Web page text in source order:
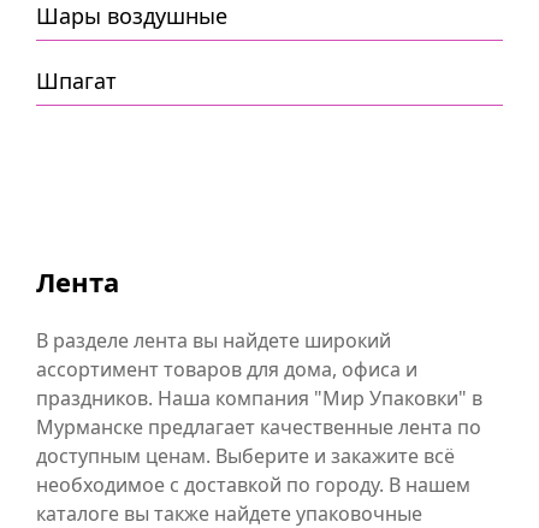
Шары воздушные
Шпагат
Лента
В разделе лента вы найдете широкий
ассортимент товаров для дома, офиса и
праздников. Наша компания "Мир Упаковки" в
Мурманске предлагает качественные лента по
доступным ценам. Выберите и закажите всё
необходимое с доставкой по городу. В нашем
каталоге вы также найдете упаковочные